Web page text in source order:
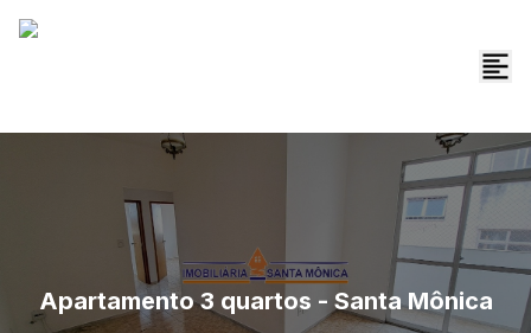
Apartamento 3 quartos - Santa Mônica